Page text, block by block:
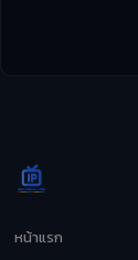
หน้าแรก